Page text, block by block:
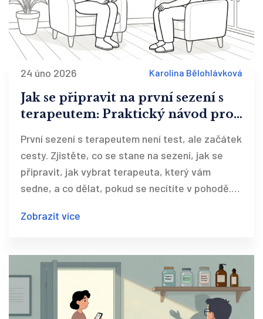
24 úno 2026 Karolína Bělohlávková
Jak se připravit na první sezení s
terapeutem: Praktický návod pro
První sezení s terapeutem není test, ale začátek
cesty. Zjistěte, co se stane na sezení, jak se
připravit, jak vybrat terapeuta, který vám
sedne, a co dělat, pokud se necítíte v pohodě.
Zobrazit více